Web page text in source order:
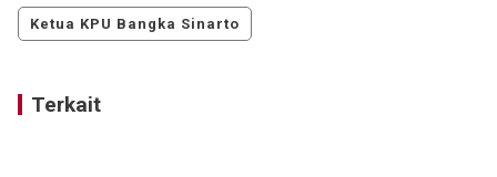
Ketua KPU Bangka Sinarto
Terkait